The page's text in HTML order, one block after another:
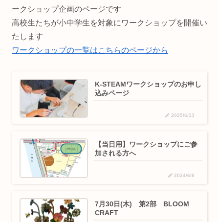
ークショップ企画のページです
高校生たちが小中学生を対象にワークショップを開催い
たします
ワークショップの一覧はこちらのページから
K-STEAMワークショップのお申し
込みページ
2025/6/13
【当日用】ワークショップにご参
加される方へ
2024/6/6
7月30日(木) 第2部 BLOOM
CRAFT